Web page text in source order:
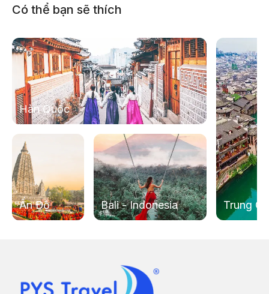
Quý khách lên con thuyền mang tên “The Spirit of
Singapore” – chuyến thuyền tuyệt diệu, lộng lẫy khám
phá xứ sở thần tiên của Singapore.
Sau đó, đoàn khởi hành đi Malaysia, đến Johor Bahru,
đoàn dùng cơm chiều, nhận phòng khách sạn nghỉ ngơi.
Nghỉ đêm tại Hall Mark Regency 3 sao hoặc tương
Có thể bạn sẽ thích
Hàn Quốc
Trung
Ấn Độ Bali - Indonesia